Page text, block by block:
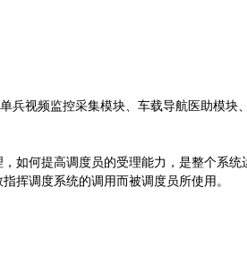
视频监控采集模块、车载导航医助模
何提高调度员的受理能力，是整个系
挥调度系统的调用而被调度员所使用。